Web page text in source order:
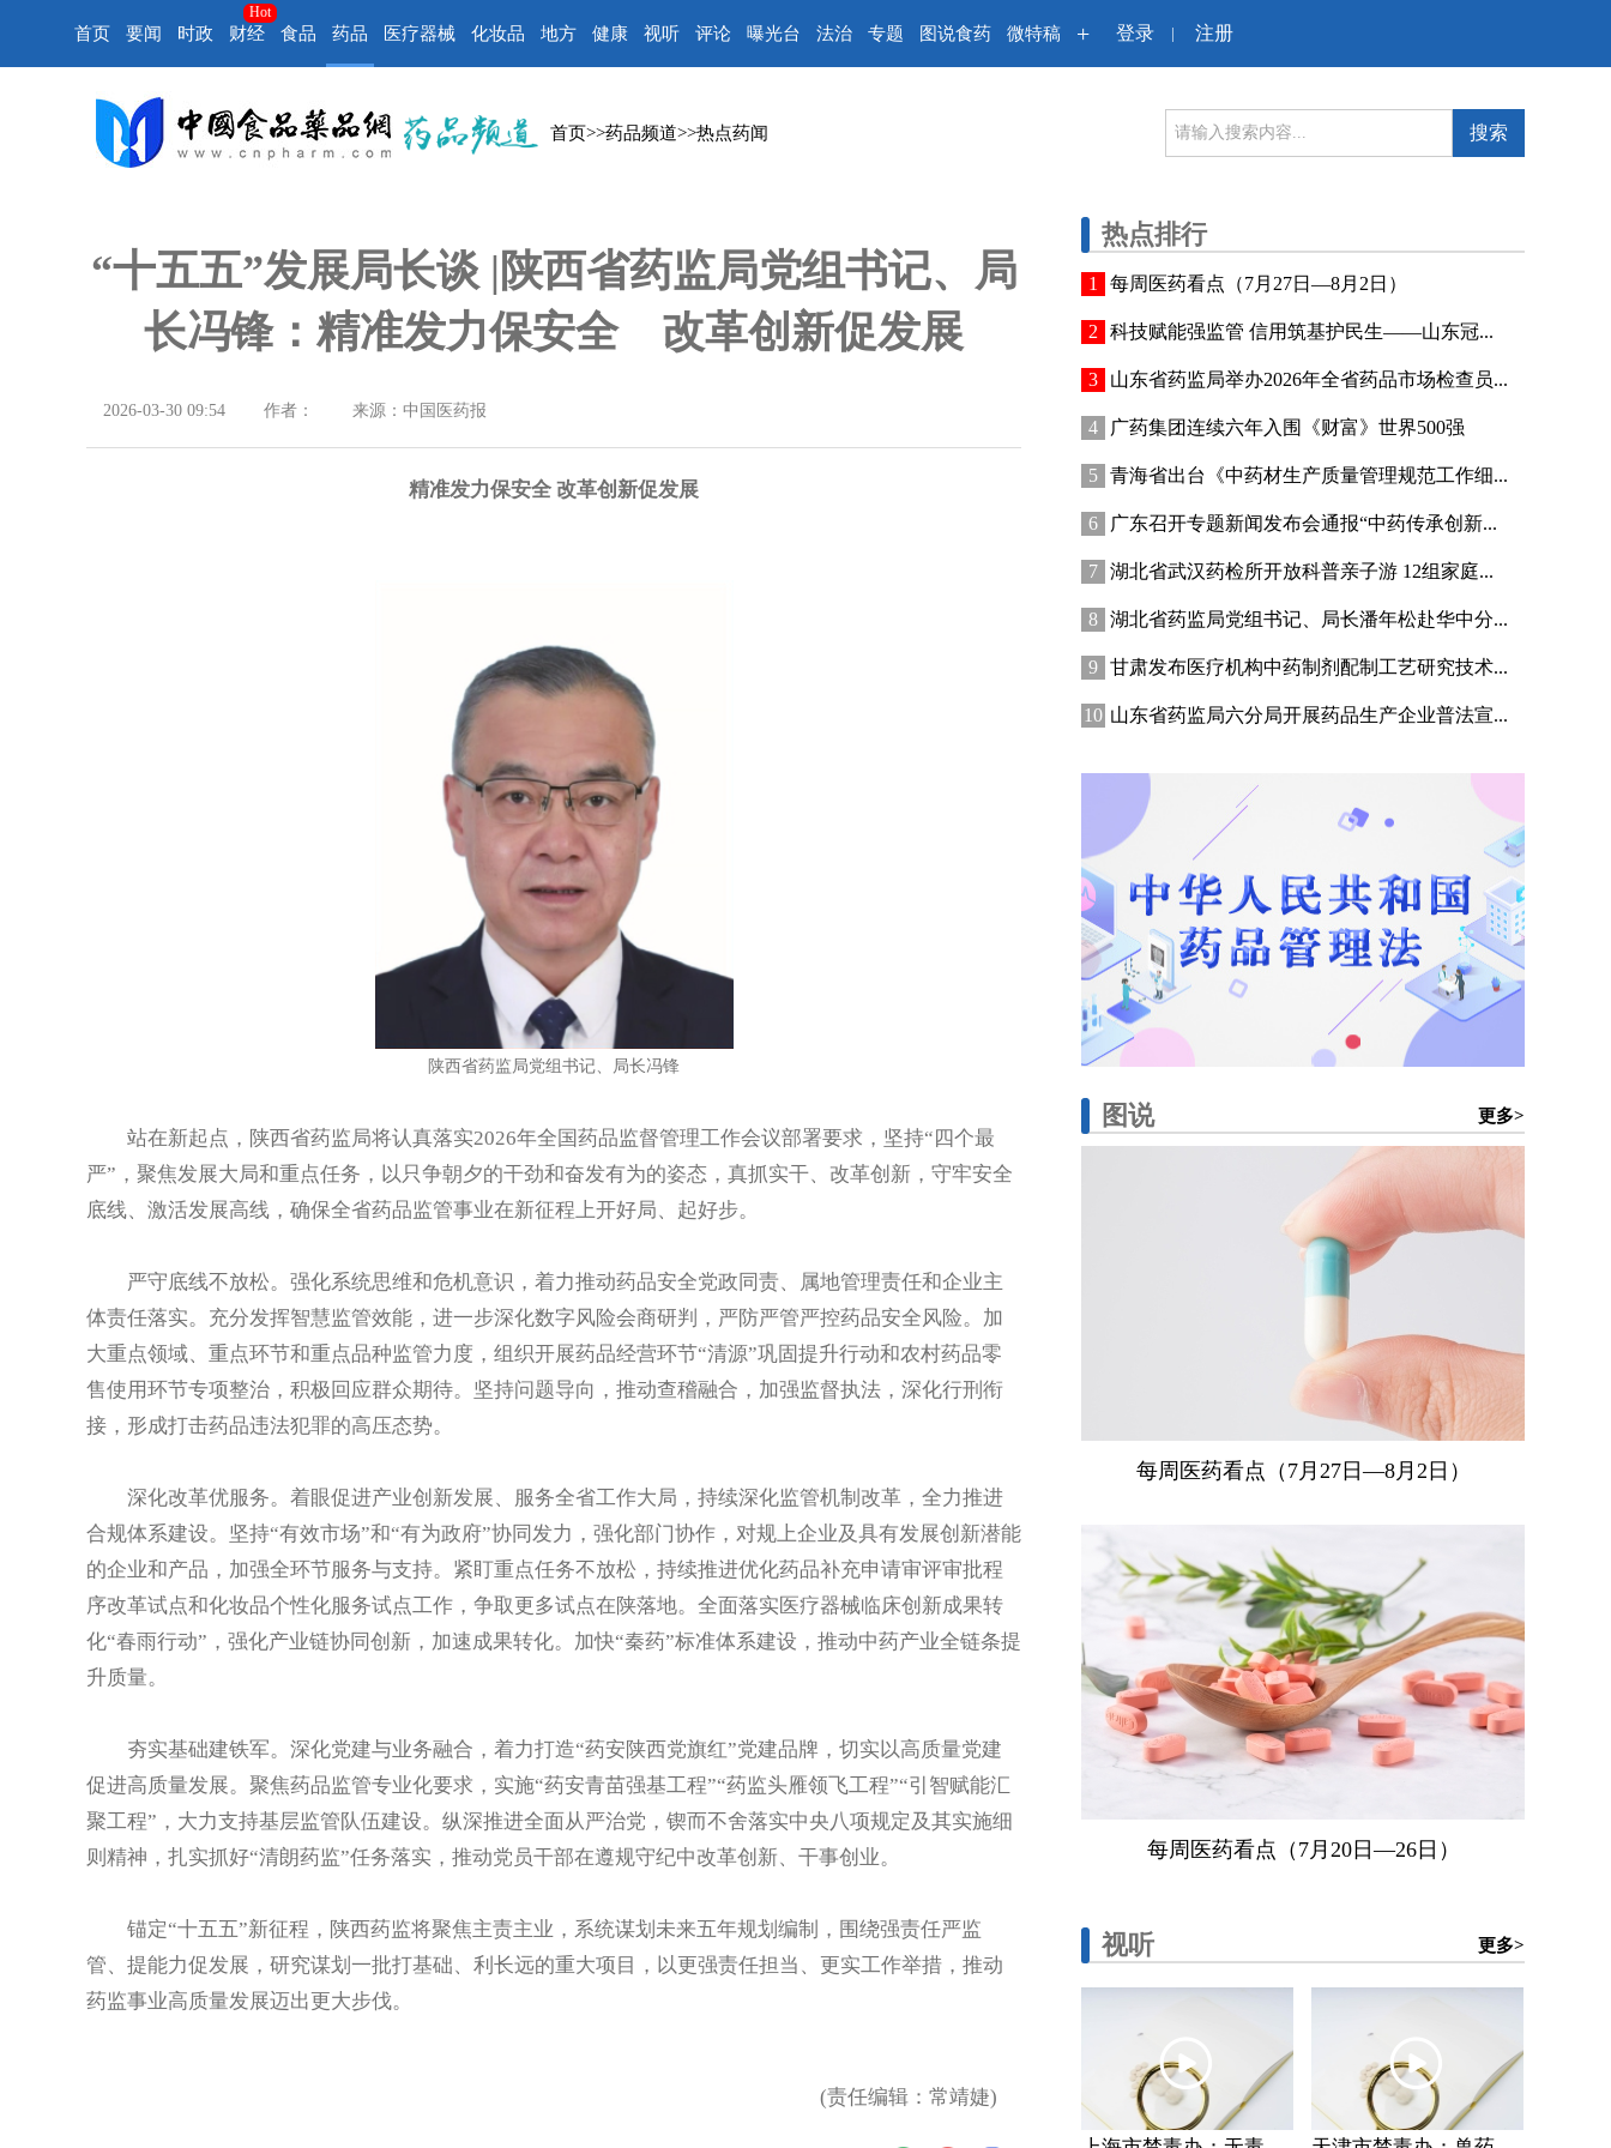
首页 要闻 时政 财经
Hot
食品 药品 医疗器械 化妆品 地方 健康 视听 评论 曝光台 法治 专题 图说食药 微特稿 + 登录 | 注册
首页>>药品频道>>热点药闻 搜索
“十五五”发展局长谈 |陕西省药监局党组书记、局
长冯锋：精准发力保安全 改革创新促发展
2026-03-30 09:54 作者： 来源：中国医药报
精准发力保安全 改革创新促发展
陕西省药监局党组书记、局长冯锋
站在新起点，陕西省药监局将认真落实2026年全国药品监督管理工作会议部署要求，坚持“四个最
严”，聚焦发展大局和重点任务，以只争朝夕的干劲和奋发有为的姿态，真抓实干、改革创新，守牢安全
底线、激活发展高线，确保全省药品监管事业在新征程上开好局、起好步。
严守底线不放松。强化系统思维和危机意识，着力推动药品安全党政同责、属地管理责任和企业主
体责任落实。充分发挥智慧监管效能，进一步深化数字风险会商研判，严防严管严控药品安全风险。加
大重点领域、重点环节和重点品种监管力度，组织开展药品经营环节“清源”巩固提升行动和农村药品零
售使用环节专项整治，积极回应群众期待。坚持问题导向，推动查稽融合，加强监督执法，深化行刑衔
接，形成打击药品违法犯罪的高压态势。
深化改革优服务。着眼促进产业创新发展、服务全省工作大局，持续深化监管机制改革，全力推进
合规体系建设。坚持“有效市场”和“有为政府”协同发力，强化部门协作，对规上企业及具有发展创新潜能
的企业和产品，加强全环节服务与支持。紧盯重点任务不放松，持续推进优化药品补充申请审评审批程
序改革试点和化妆品个性化服务试点工作，争取更多试点在陕落地。全面落实医疗器械临床创新成果转
化“春雨行动”，强化产业链协同创新，加速成果转化。加快“秦药”标准体系建设，推动中药产业全链条提
升质量。
夯实基础建铁军。深化党建与业务融合，着力打造“药安陕西党旗红”党建品牌，切实以高质量党建
促进高质量发展。聚焦药品监管专业化要求，实施“药安青苗强基工程”“药监头雁领飞工程”“引智赋能汇
聚工程”，大力支持基层监管队伍建设。纵深推进全面从严治党，锲而不舍落实中央八项规定及其实施细
则精神，扎实抓好“清朗药监”任务落实，推动党员干部在遵规守纪中改革创新、干事创业。
锚定“十五五”新征程，陕西药监将聚焦主责主业，系统谋划未来五年规划编制，围绕强责任严监
管、提能力促发展，研究谋划一批打基础、利长远的重大项目，以更强责任担当、更实工作举措，推动
药监事业高质量发展迈出更大步伐。
(责任编辑：常靖婕)
热点排行
每周医药看点（7月27日—8月2日）
科技赋能强监管 信用筑基护民生——山东冠...
山东省药监局举办2026年全省药品市场检查员...
广药集团连续六年入围《财富》世界500强
青海省出台《中药材生产质量管理规范工作细...
广东召开专题新闻发布会通报“中药传承创新...
湖北省武汉药检所开放科普亲子游 12组家庭...
湖北省药监局党组书记、局长潘年松赴华中分...
甘肃发布医疗机构中药制剂配制工艺研究技术...
山东省药监局六分局开展药品生产企业普法宣...
图说 更多>
每周医药看点（7月27日—8月2日）
每周医药看点（7月20日—26日）
视听 更多>